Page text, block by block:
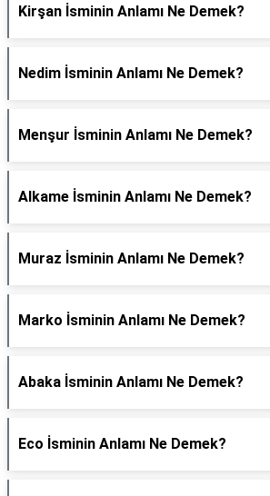
Kirşan İsminin Anlamı Ne Demek?
Nedim İsminin Anlamı Ne Demek?
Menşur İsminin Anlamı Ne Demek?
Alkame İsminin Anlamı Ne Demek?
Muraz İsminin Anlamı Ne Demek?
Marko İsminin Anlamı Ne Demek?
Abaka İsminin Anlamı Ne Demek?
Eco İsminin Anlamı Ne Demek?